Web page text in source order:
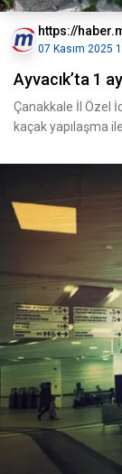
https://
07 Kasım 2025
Ayvacık’ta 1
Çanakkale İl Özel
kaçak yapılaşma